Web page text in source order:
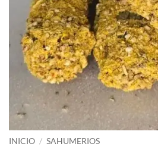
INICIO / SAHUMERIOS